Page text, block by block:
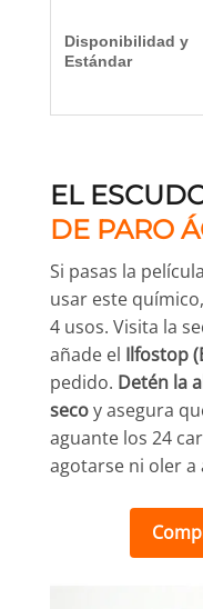
Disponibilidad y
Estándar
EL
DE PARO
Si pasas la
usar este
4 usos. Visita la
añade el Ilfostop
pedido. Detén la
secoy asegura
aguante los 24
agotarse ni oler a